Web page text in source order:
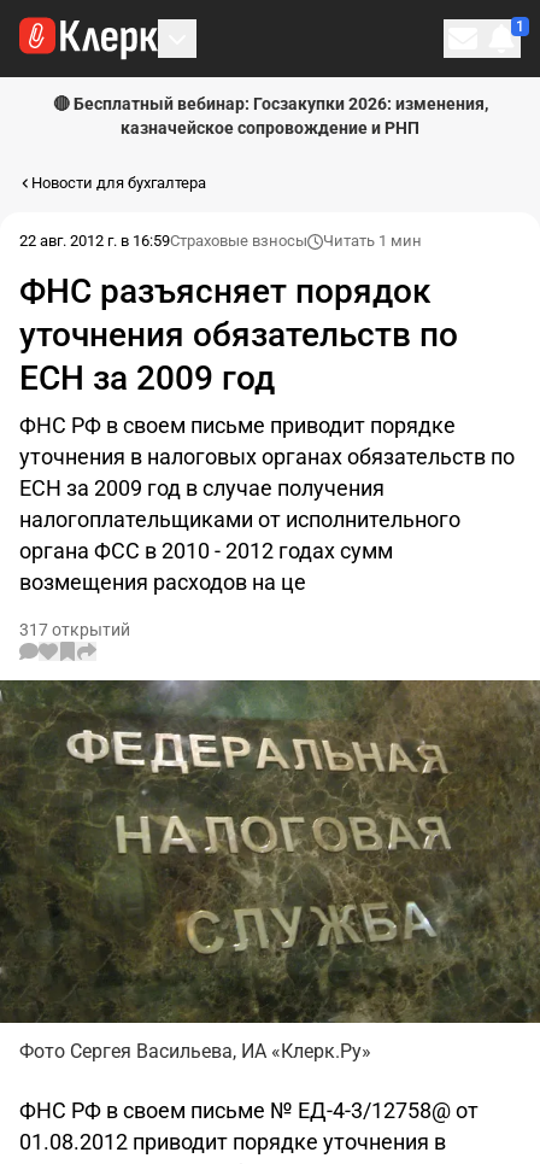
1
🔴 Бесплатный вебинар: Госзакупки 2026: изменения,
казначейское сопровождение и РНП
Новости для бухгалтера
22 авг. 2012 г. в 16:59Страховые взносы Читать 1 мин
ФНС разъясняет порядок
уточнения обязательств по
ЕСН за 2009 год
ФНС РФ в своем письме приводит порядке
уточнения в налоговых органах обязательств по
ЕСН за 2009 год в случае получения
налогоплательщиками от исполнительного
органа ФСС в 2010 - 2012 годах сумм
возмещения расходов на це
317 открытий
Фото Сергея Васильева, ИА «Клерк.Ру»
ФНС РФ в своем письме № ЕД-4-3/12758@ от
01.08.2012 приводит порядке уточнения в